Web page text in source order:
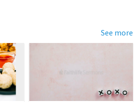
See more